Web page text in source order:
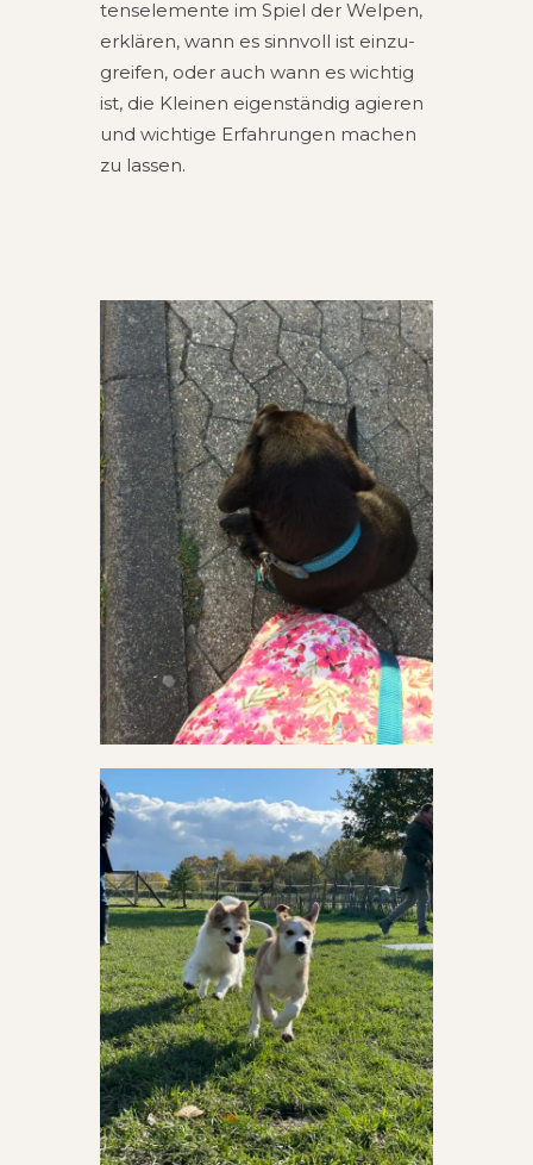
tens­ele­men­te im Spiel der Wel­pen,
erklä­ren, wann es sinn­voll ist ein­zu­
grei­fen, oder auch wann es wich­tig
ist, die Klei­nen eigen­stän­dig agie­ren
und wich­ti­ge Erfah­run­gen machen
zu lassen.